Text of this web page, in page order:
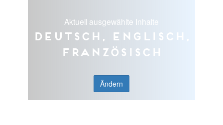
Aktuell ausgewählte Inhalte
Deutsch, Englisch,
Französisch
Ändern